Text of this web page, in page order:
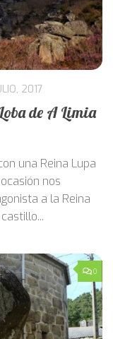
2017
de A Limia
una Reina Lupa
nos
a la Reina
0